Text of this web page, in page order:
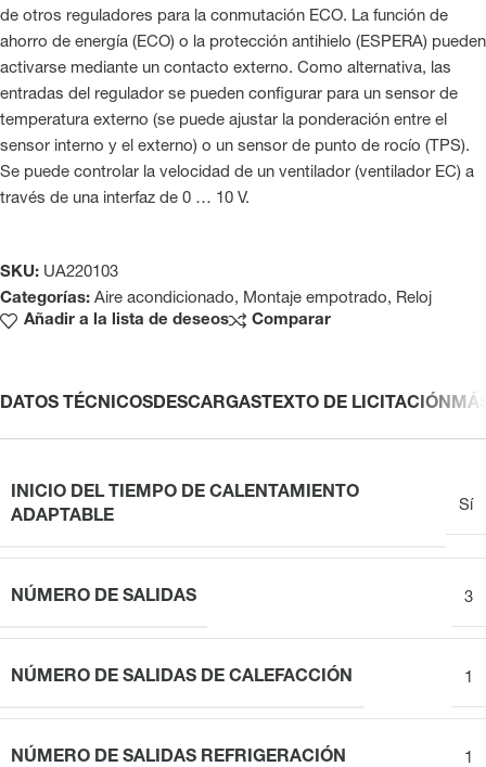
de otros reguladores para la conmutación ECO. La función de
ahorro de energía (ECO) o la protección antihielo (ESPERA) pueden
activarse mediante un contacto externo. Como alternativa, las
entradas del regulador se pueden configurar para un sensor de
temperatura externo (se puede ajustar la ponderación entre el
sensor interno y el externo) o un sensor de punto de rocío (TPS).
Se puede controlar la velocidad de un ventilador (ventilador EC) a
través de una interfaz de 0 … 10 V.
SKU: UA220103
Categorías: Aire acondicionado, Montaje empotrado, Reloj
Añadir a la lista de deseos
Comparar
DATOS TÉCNICOSDESCARGASTEXTO DE LICITACIÓN
INICIO DEL TIEMPO DE CALENTAMIENTO
ADAPTABLE
Sí
NÚMERO DE SALIDAS 3
NÚMERO DE SALIDAS DE CALEFACCIÓN 1
NÚMERO DE SALIDAS REFRIGERACIÓN 1